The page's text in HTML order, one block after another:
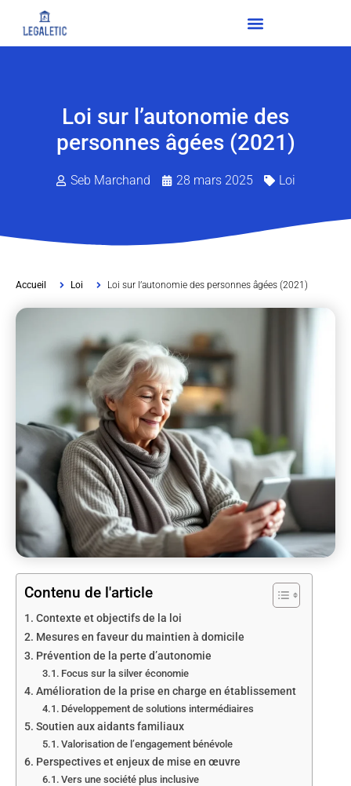
Loi sur l’autonomie des
personnes âgées (2021)
Seb Marchand 28 mars 2025 Loi
Accueil Loi Loi sur l’autonomie des personnes âgées (2021)
Contenu de l'article
Contexte et objectifs de la loi
Mesures en faveur du maintien à domicile
Prévention de la perte d’autonomie
Focus sur la silver économie
Amélioration de la prise en charge en établissement
Développement de solutions intermédiaires
Soutien aux aidants familiaux
Valorisation de l’engagement bénévole
Perspectives et enjeux de mise en œuvre
Vers une société plus inclusive